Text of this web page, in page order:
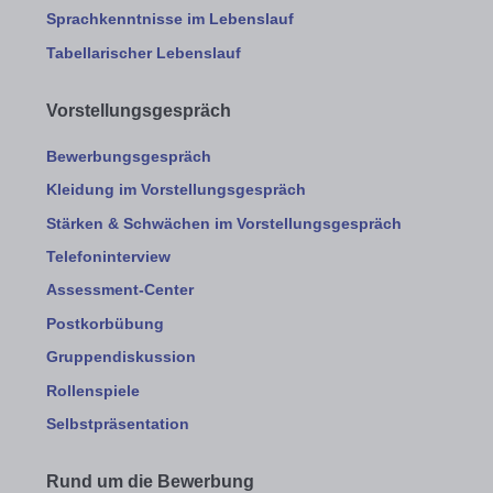
Sprachkenntnisse im Lebenslauf
Tabellarischer Lebenslauf
Vorstellungsgespräch
Bewerbungsgespräch
Kleidung im Vorstellungsgespräch
Stärken & Schwächen im Vorstellungsgespräch
Telefoninterview
Assessment-Center
Postkorbübung
Gruppendiskussion
Rollenspiele
Selbstpräsentation
Rund um die Bewerbung